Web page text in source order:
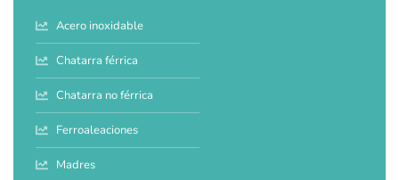
Acero inoxidable
Chatarra férrica
Chatarra no férrica
Ferroaleaciones
Madres